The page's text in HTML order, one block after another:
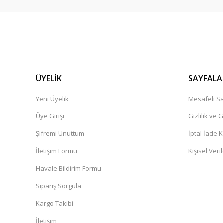
ÜYELİK
Yeni Üyelik
Üye Girişi
Şifremi Unuttum
İletişim Formu
Havale Bildirim Formu
Sipariş Sorgula
Kargo Takibi
İletişim
Mesafeli
Gizlilik ve
İptal İade
Kişisel